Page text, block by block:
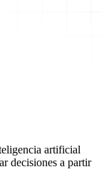
artificial
decisiones a partir